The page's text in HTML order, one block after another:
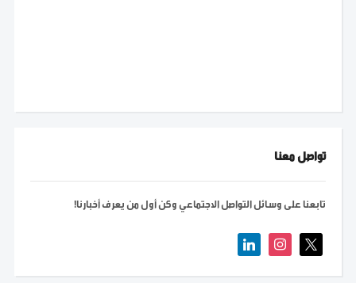
تواصل معنا
تابعنا على وسائل التواصل الاجتماعي وكن أول من يعرف أخبارنا!
instagram
linkedin